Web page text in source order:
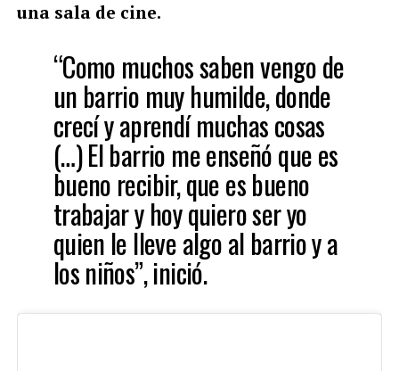
una sala de cine.
“Como muchos saben vengo de
un barrio muy humilde, donde
crecí y aprendí muchas cosas
(…) El barrio me enseñó que es
bueno recibir, que es bueno
trabajar y hoy quiero ser yo
quien le lleve algo al barrio y a
los niños”, inició.